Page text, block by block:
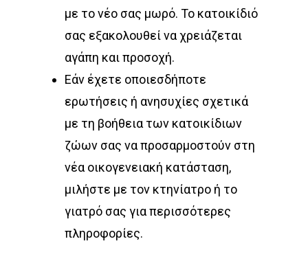
με το νέο σας μωρό. Το κατοικίδιό
σας εξακολουθεί να χρειάζεται
αγάπη και προσοχή.
Εάν έχετε οποιεσδήποτε
ερωτήσεις ή ανησυχίες σχετικά
με τη βοήθεια των κατοικίδιων
ζώων σας να προσαρμοστούν στη
νέα οικογενειακή κατάσταση,
μιλήστε με τον κτηνίατρο ή το
γιατρό σας για περισσότερες
πληροφορίες.